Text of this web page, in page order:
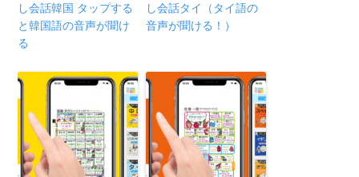
し会話韓国 タップする
と韓国語の音声が聞け
る
し会話タイ（タイ語の
音声が聞ける！）